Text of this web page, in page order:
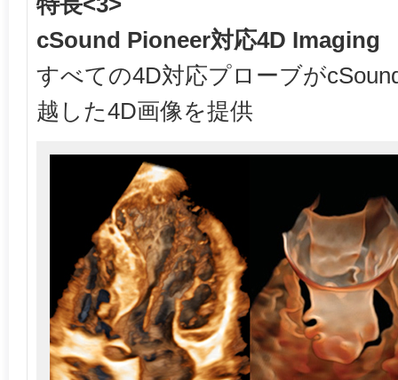
cSound Pioneer対応4D Imaging
すべての4D対応プローブが
越した4D画像を提供